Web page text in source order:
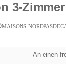
3-
MAISONS-
An einen